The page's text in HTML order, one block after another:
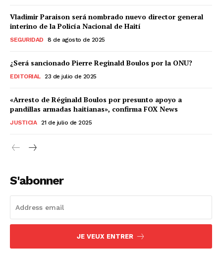
Vladimir Paraison será nombrado nuevo director general
interino de la Policía Nacional de Haití
SEGURIDAD 8 de agosto de 2025
¿Será sancionado Pierre Reginald Boulos por la ONU?
EDITORIAL 23 de julio de 2025
«Arresto de Réginald Boulos por presunto apoyo a
pandillas armadas haitianas», confirma FOX News
JUSTICIA 21 de julio de 2025
S'abonner
JE VEUX ENTRER